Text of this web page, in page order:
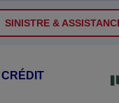
SINISTRE &